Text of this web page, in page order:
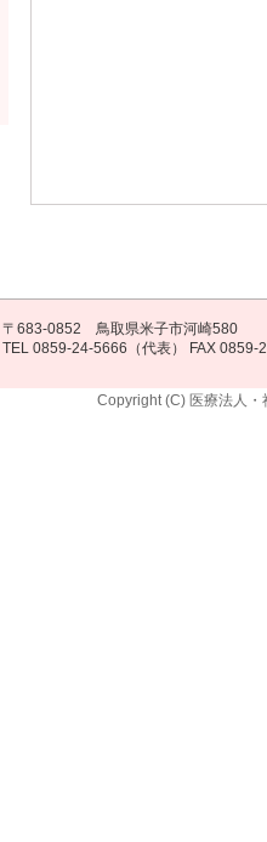
〒683-0852 鳥取県米子市河崎580
TEL 0859-24-5666（代表） FAX 0859-
Copyright (C) 医療法人